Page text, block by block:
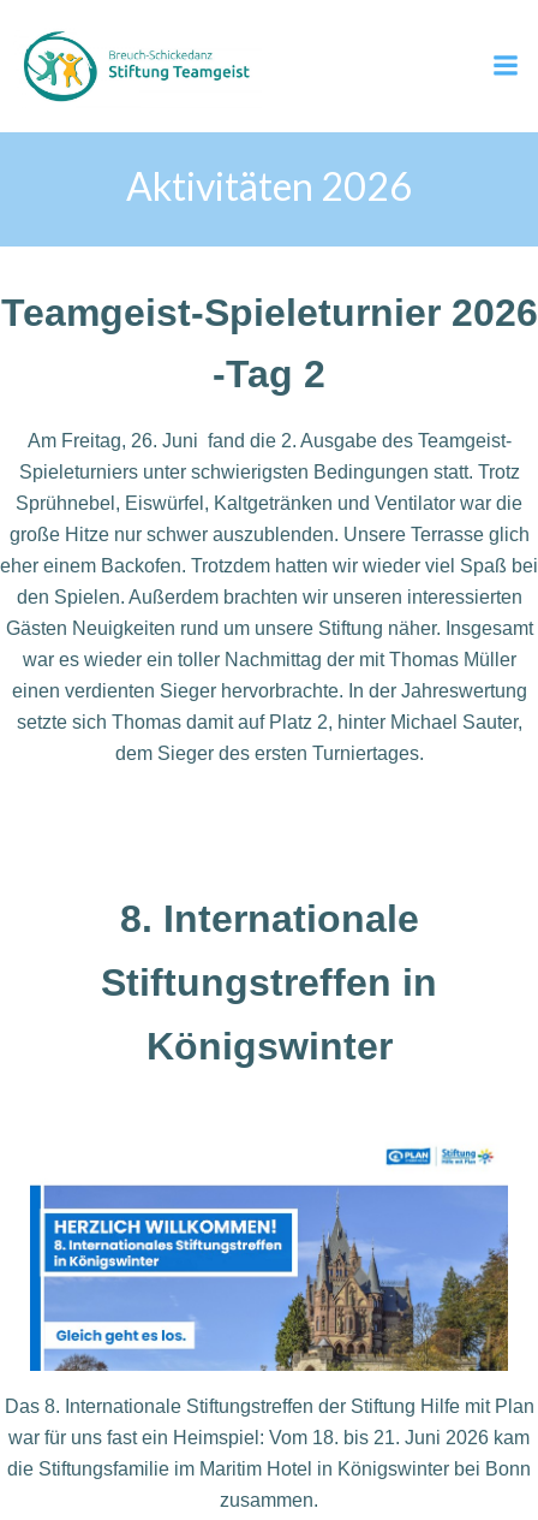
Aktivitäten 2026
Teamgeist-Spieleturnier 2026
-Tag 2
Am Freitag, 26. Juni fand die 2. Ausgabe des Teamgeist-
Spieleturniers unter schwierigsten Bedingungen statt. Trotz
Sprühnebel, Eiswürfel, Kaltgetränken und Ventilator war die
große Hitze nur schwer auszublenden. Unsere Terrasse glich
eher einem Backofen. Trotzdem hatten wir wieder viel Spaß bei
den Spielen. Außerdem brachten wir unseren interessierten
Gästen Neuigkeiten rund um unsere Stiftung näher. Insgesamt
war es wieder ein toller Nachmittag der mit Thomas Müller
einen verdienten Sieger hervorbrachte. In der Jahreswertung
setzte sich Thomas damit auf Platz 2, hinter Michael Sauter,
dem Sieger des ersten Turniertages.
8. Internationale
Stiftungstreffen in
Königswinter
Das 8. Internationale Stiftungstreffen der Stiftung Hilfe mit Plan
war für uns fast ein Heimspiel: Vom 18. bis 21. Juni 2026 kam
die Stiftungsfamilie im Maritim Hotel in Königswinter bei Bonn
zusammen.